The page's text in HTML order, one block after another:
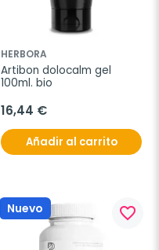
HERBORA
Artibon dolocalm gel
100ml. bio
16,44 €
Añadir al carrito
Nuevo favorite_border